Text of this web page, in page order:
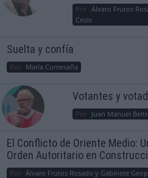
Por Álvaro Frutos
Crisis
Suelta y confía
Por María Comesaña
Votantes y
Por Juan Manuel
El Conflicto de Oriente Medio:
Orden Autoritario en
Por Álvaro Frutos Rosado y Gabinete